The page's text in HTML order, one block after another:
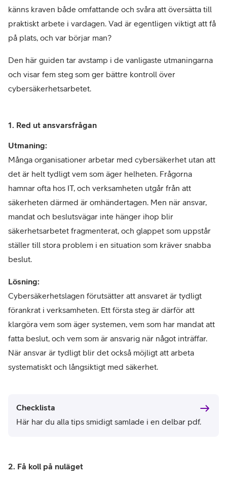
känns kraven både omfattande och svåra att översätta till
praktiskt arbete i vardagen. Vad är egentligen viktigt att få
på plats, och var börjar man?
Den här guiden tar avstamp i de vanligaste utmaningarna
och visar fem steg som ger bättre kontroll över
cybersäkerhetsarbetet.
1. Red ut ansvarsfrågan
Utmaning:
Många organisationer arbetar med cybersäkerhet utan att
det är helt tydligt vem som äger helheten. Frågorna
hamnar ofta hos IT, och verksamheten utgår från att
säkerheten därmed är omhändertagen. Men när ansvar,
mandat och beslutsvägar inte hänger ihop blir
säkerhetsarbetet fragmenterat, och glappet som uppstår
ställer till stora problem i en situation som kräver snabba
beslut.
Lösning:
Cybersäkerhetslagen förutsätter att ansvaret är tydligt
förankrat i verksamheten. Ett första steg är därför att
klargöra vem som äger systemen, vem som har mandat att
fatta beslut, och vem som är ansvarig när något inträffar.
När ansvar är tydligt blir det också möjligt att arbeta
systematiskt och långsiktigt med säkerhet.
Checklista
Här har du alla tips smidigt samlade i en delbar pdf.
2. Få koll på nuläget